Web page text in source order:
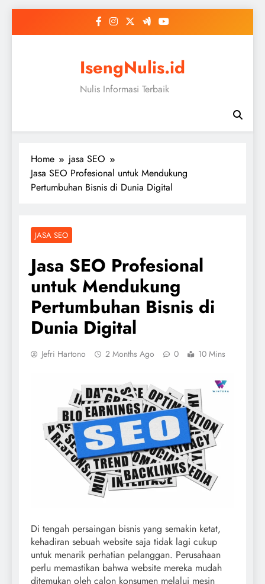
IsengNulis.id
Nulis Informasi Terbaik
Home
jasa SEO
Jasa SEO Profesional untuk Mendukung
Pertumbuhan Bisnis di Dunia Digital
JASA SEO
Jasa SEO Profesional
untuk Mendukung
Pertumbuhan Bisnis di
Dunia Digital
Jefri Hartono 2 Months Ago 0 10 Mins
Di tengah persaingan bisnis yang semakin ketat,
kehadiran sebuah website saja tidak lagi cukup
untuk menarik perhatian pelanggan. Perusahaan
perlu memastikan bahwa website mereka mudah
ditemukan oleh calon konsumen melalui mesin